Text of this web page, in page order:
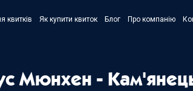
квитків Як купити квиток Блог Про компанію
Мюнхен -